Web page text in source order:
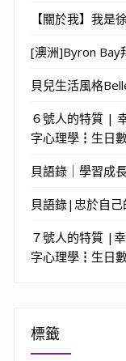
【關於我】我是
[澳洲]Byron Bay
貝兒生活風格
６號人的特質 |
字心理學┇生日
貝語錄｜學習成
貝語錄|忠於自己
７號人的特質 |
字心理學┇生日
標籤